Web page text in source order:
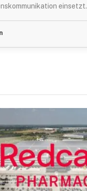
einsetzt.